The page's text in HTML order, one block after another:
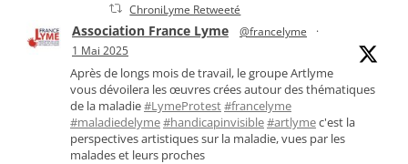
ChroniLyme Retweeté
Association France Lyme @francelyme
·
1 Mai 2025
Après de longs mois de travail, le groupe Artlyme
vous dévoilera les œuvres crées autour des thématiques
de la maladie#LymeProtest#francelyme
#maladiedelyme#handicapinvisible#artlymec'est la
perspectives artistiques sur la maladie, vues par les
malades et leurs proches